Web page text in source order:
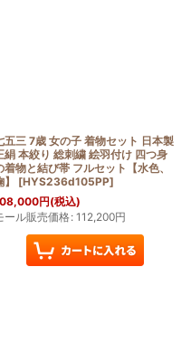
五三 7歳 女の子 着物セット 日本製
絹 本絞り 総刺繍 絵羽付け 四つ身
着物と結び帯 フルセット【水色、
[HYS236d105PP]
円(税込)
ール販売価格: 112,200円